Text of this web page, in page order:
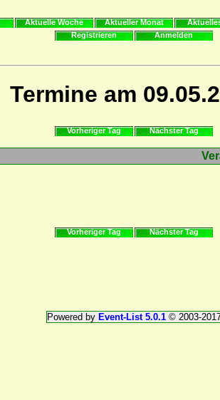
Aktuelle Woche Aktueller Monat
Registrieren
Anmelden
Termine am
Vorheriger Tag Nächster Tag
Vorheriger Tag Nächster Tag
Powered by Event-List 5.0.1© 2003-